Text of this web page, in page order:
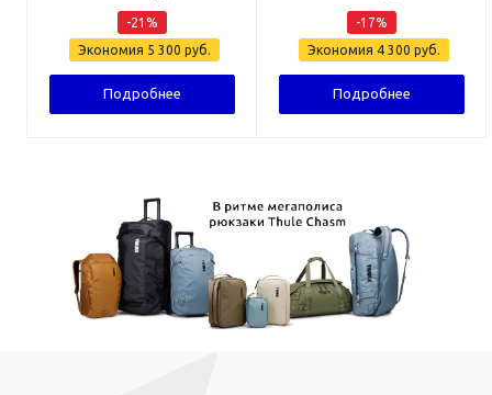
-21 %
Экономия 5 300 руб.
Подробнее
-17%
Экономия 4 300 руб.
Подробнее